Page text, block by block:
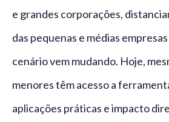
e grandes corporações,
das pequenas e médias
cenário vem mudando. Hoje,
menores têm acesso a
aplicações práticas e impacto